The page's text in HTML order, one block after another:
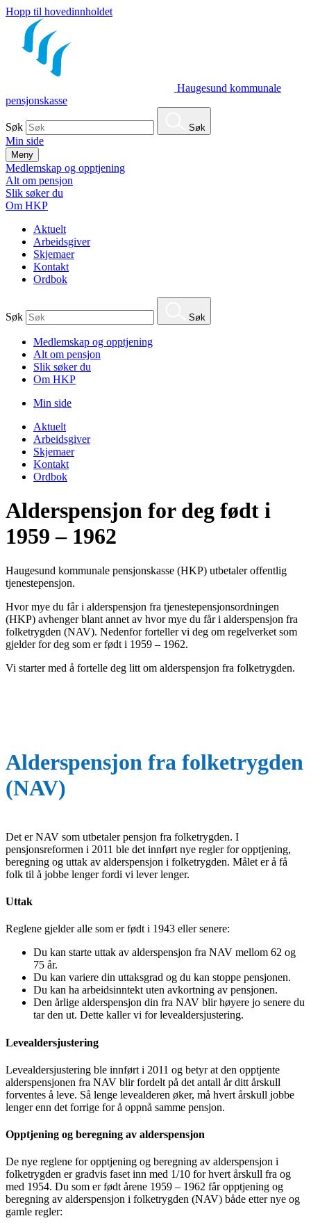
Hopp til hovedinnholdet
Haugesund kommunale
pensjonskasse
Søk Søk
Min side
Meny
Medlemskap og opptjening
Alt om pensjon
Slik søker du
Om HKP
Aktuelt
Arbeidsgiver
Skjemaer
Kontakt
Ordbok
Søk Søk
Medlemskap og opptjening
Alt om pensjon
Slik søker du
Om HKP
Min side
Aktuelt
Arbeidsgiver
Skjemaer
Kontakt
Ordbok
Alderspensjon for deg født i
1959 – 1962
Haugesund kommunale pensjonskasse (HKP) utbetaler offentlig
tjenestepensjon.
Hvor mye du får i alderspensjon fra tjenestepensjonsordningen
(HKP) avhenger blant annet av hvor mye du får i alderspensjon fra
folketrygden (NAV). Nedenfor forteller vi deg om regelverket som
gjelder for deg som er født i 1959 – 1962.
Vi starter med å fortelle deg litt om alderspensjon fra folketrygden.
Alderspensjon fra folketrygden
(NAV)
Det er NAV som utbetaler pensjon fra folketrygden. I
pensjonsreformen i 2011 ble det innført nye regler for opptjening,
beregning og uttak av alderspensjon i folketrygden. Målet er å få
folk til å jobbe lenger fordi vi lever lenger.
Uttak
Reglene gjelder alle som er født i 1943 eller senere:
Du kan starte uttak av alderspensjon fra NAV mellom 62 og
75 år.
Du kan variere din uttaksgrad og du kan stoppe pensjonen.
Du kan ha arbeidsinntekt uten avkortning av pensjonen.
Den årlige alderspensjon din fra NAV blir høyere jo senere du
tar den ut. Dette kaller vi for levealdersjustering.
Levealdersjustering
Levealdersjustering ble innført i 2011 og betyr at den opptjente
alderspensjonen fra NAV blir fordelt på det antall år ditt årskull
forventes å leve. Så lenge levealderen øker, må hvert årskull jobbe
lenger enn det forrige for å oppnå samme pensjon.
Opptjening og beregning av alderspensjon
De nye reglene for opptjening og beregning av alderspensjon i
folketrygden er gradvis faset inn med 1/10 for hvert årskull fra og
med 1954. Du som er født årene 1959 – 1962 får opptjening og
beregning av alderspensjon i folketrygden (NAV) både etter nye og
gamle regler: